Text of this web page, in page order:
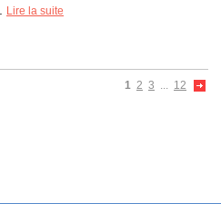
Lire la suite
1 2 3 ... 12